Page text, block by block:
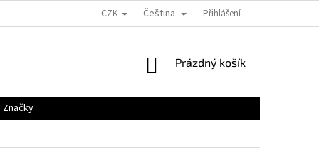
CZK Čeština Přihlášení
NÁKUPNÍ
Prázdný košík
Značky